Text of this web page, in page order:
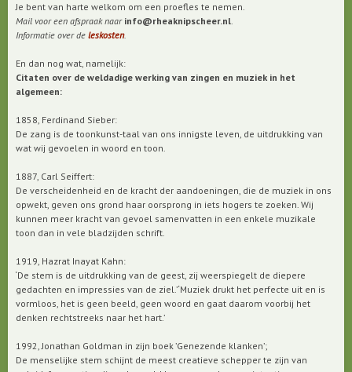
Je bent van harte welkom om een proefles te nemen.
Mail voor een afspraak naar info@rheaknipscheer.nl.
Informatie over de leskosten.
En dan nog wat, namelijk:
Citaten over de weldadige werking van zingen en muziek in het
algemeen:
1858, Ferdinand Sieber:
De zang is de toonkunst-taal van ons innigste leven, de uitdrukking van
wat wij gevoelen in woord en toon.
1887, Carl Seiffert:
De verscheidenheid en de kracht der aandoeningen, die de muziek in ons
opwekt, geven ons grond haar oorsprong in iets hogers te zoeken. Wij
kunnen meer kracht van gevoel samenvatten in een enkele muzikale
toon dan in vele bladzijden schrift.
1919, Hazrat Inayat Kahn:
‘De stem is de uitdrukking van de geest, zij weerspiegelt de diepere
gedachten en impressies van de ziel.’ ‘Muziek drukt het perfecte uit en is
vormloos, het is geen beeld, geen woord en gaat daarom voorbij het
denken rechtstreeks naar het hart.’
1992, Jonathan Goldman in zijn boek ’Genezende klanken’;
De menselijke stem schijnt de meest creatieve schepper te zijn van